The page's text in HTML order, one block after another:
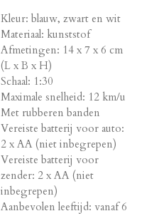
Kleur: blauw, zwart en wit
Materiaal: kunststof
Afmetingen: 14 x 7 x 6 cm
(L x B x H)
Schaal: 1:30
Maximale snelheid: 12 km/u
Met rubberen banden
Vereiste batterij voor auto:
2 x AA (niet inbegrepen)
Vereiste batterij voor
zender: 2 x AA (niet
inbegrepen)
Aanbevolen leeftijd: vanaf 6